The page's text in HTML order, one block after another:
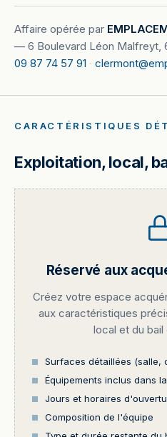
Affaire opérée par
— 6 Boulevard Léon Malfreyt,
09 87 74 57 91 ·
CARACTÉRISTIQUES
Exploitation, local,
Réservé aux
Créez votre espace
aux caractéristiques
local et du
Surfaces détaillées (salle,
Équipements inclus dans
Jours et horaires
Composition de l'équipe